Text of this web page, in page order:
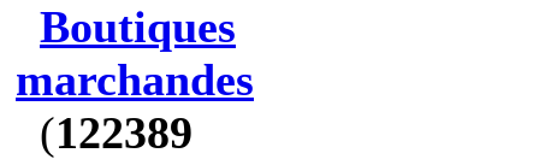
Boutiques
marchandes
(122389